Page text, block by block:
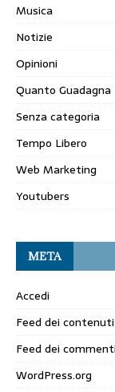
Musica
Notizie
Opinioni
Quanto Guadagna
Senza categoria
Tempo Libero
Web Marketing
Youtubers
META
Accedi
Feed dei contenuti
Feed dei commenti
WordPress.org